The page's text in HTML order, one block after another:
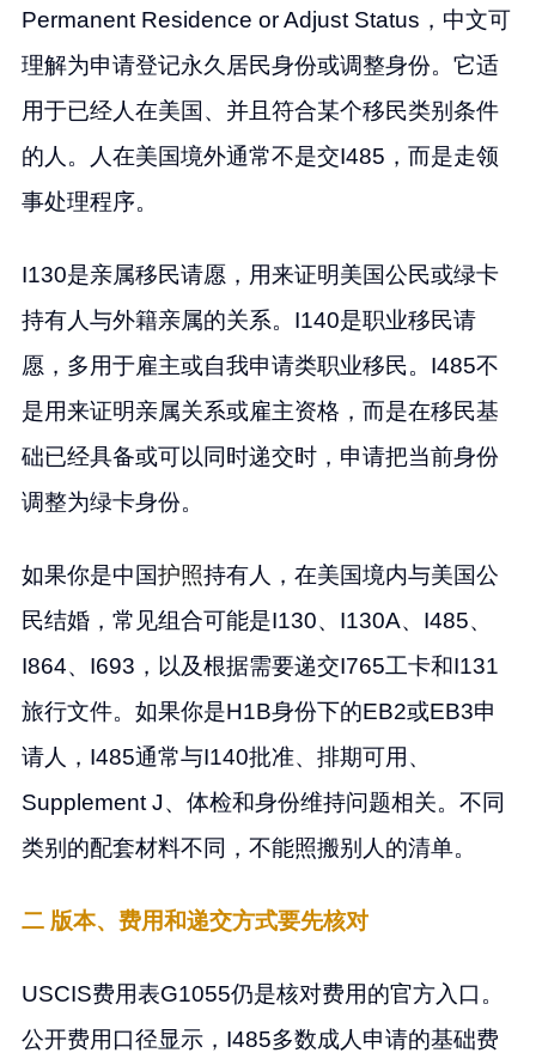
Permanent Residence or Adjust Status，中文可
理解为申请登记永久居民身份或调整身份。它适
用于已经人在美国、并且符合某个移民类别条件
的人。人在美国境外通常不是交I485，而是走领
事处理程序。
I130是亲属移民请愿，用来证明美国公民或绿卡
持有人与外籍亲属的关系。I140是职业移民请
愿，多用于雇主或自我申请类职业移民。I485不
是用来证明亲属关系或雇主资格，而是在移民基
础已经具备或可以同时递交时，申请把当前身份
调整为绿卡身份。
如果你是中国护照持有人，在美国境内与美国公
民结婚，常见组合可能是I130、I130A、I485、
I864、I693，以及根据需要递交I765工卡和I131
旅行文件。如果你是H1B身份下的EB2或EB3申
请人，I485通常与I140批准、排期可用、
Supplement J、体检和身份维持问题相关。不同
类别的配套材料不同，不能照搬别人的清单。
二 版本、费用和递交方式要先核对
USCIS费用表G1055仍是核对费用的官方入口。
公开费用口径显示，I485多数成人申请的基础费